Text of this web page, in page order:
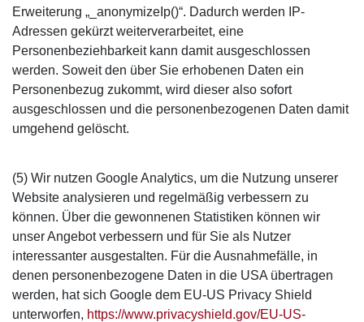
Erweiterung „_anonymizeIp()“. Dadurch werden IP-
Adressen gekürzt weiterverarbeitet, eine
Personenbeziehbarkeit kann damit ausgeschlossen
werden. Soweit den über Sie erhobenen Daten ein
Personenbezug zukommt, wird dieser also sofort
ausgeschlossen und die personenbezogenen Daten damit
umgehend gelöscht.
(5) Wir nutzen Google Analytics, um die Nutzung unserer
Website analysieren und regelmäßig verbessern zu
können. Über die gewonnenen Statistiken können wir
unser Angebot verbessern und für Sie als Nutzer
interessanter ausgestalten. Für die Ausnahmefälle, in
denen personenbezogene Daten in die USA übertragen
werden, hat sich Google dem EU-US Privacy Shield
unterworfen, https://www.privacyshield.gov/EU-US-